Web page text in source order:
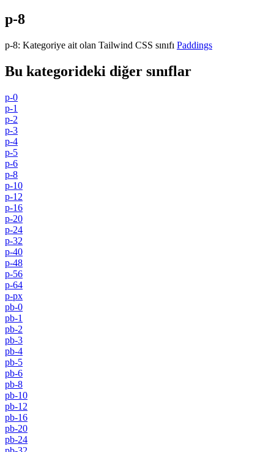
p-8
p-8: Kategoriye ait olan Tailwind CSS sınıfı Paddings
Bu kategorideki diğer sınıflar
p-0
p-1
p-2
p-3
p-4
p-5
p-6
p-8
p-10
p-12
p-16
p-20
p-24
p-32
p-40
p-48
p-56
p-64
p-px
pb-0
pb-1
pb-2
pb-3
pb-4
pb-5
pb-6
pb-8
pb-10
pb-12
pb-16
pb-20
pb-24